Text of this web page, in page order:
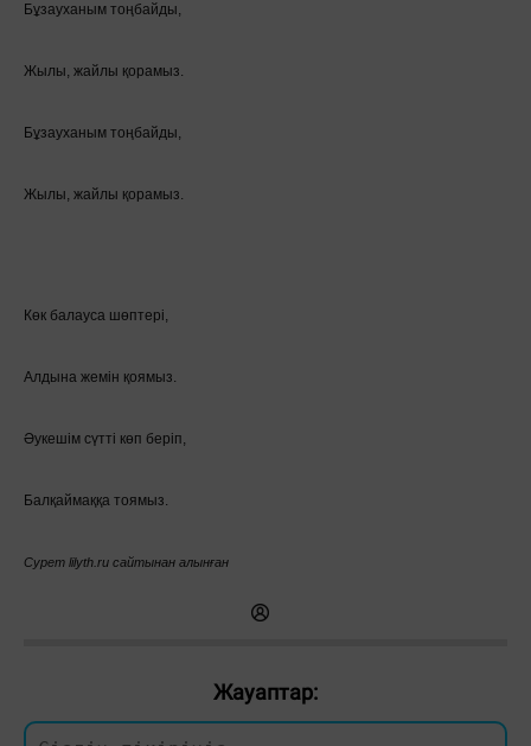
Бұзауханым тоңбайды,
Жылы, жайлы қорамыз.
Бұзауханым тоңбайды,
Жылы, жайлы қорамыз.
Көк балауса шөптері,
Алдына жемін қоямыз.
Әукешім сүтті көп беріп,
Балқаймаққа тоямыз.
Сурет lilyth.ru сайтынан алынған
Жауаптар: